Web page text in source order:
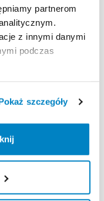
partnerom
z innymi danymi
podczas
szczegóły
rowerowy na hak
Podróż